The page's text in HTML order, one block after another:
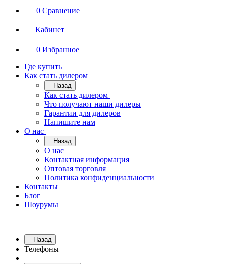
0 Сравнение
Кабинет
0 Избранное
Где купить
Как стать дилером
Назад
Как стать дилером
Что получают наши дилеры
Гарантии для дилеров
Напишите нам
О нас
Назад
О нас
Контактная информация
Оптовая торговля
Политика конфиденциальности
Контакты
Блог
Шоурумы
Назад
Телефоны